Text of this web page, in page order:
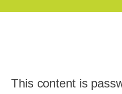
This content is